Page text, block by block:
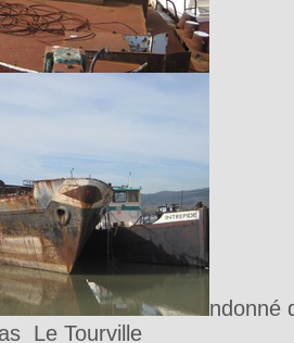
ndonné
Le Tourville